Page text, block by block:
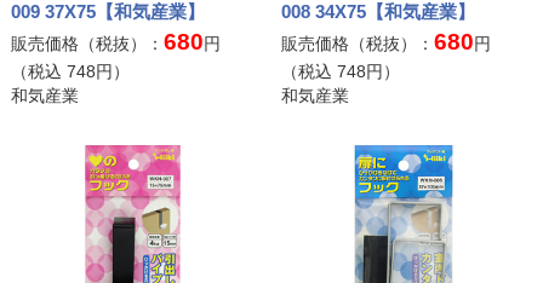
009 37X75【和気産業】
販売価格（税抜）： 680円
（税込 748円）
和気産業
008 34X75【和気産業】
販売価格（税抜）：680円
（税込748円）
和気産業